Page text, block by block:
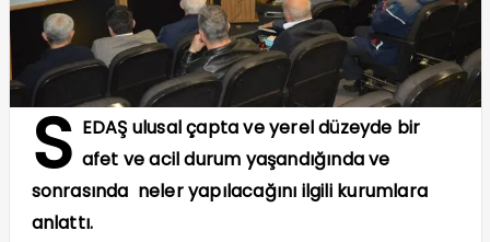
S EDAŞ ulusal çapta ve yerel düzeyde bir
afet ve acil durum yaşandığında ve
sonrasında neler yapılacağını ilgili kurumlara
anlattı.